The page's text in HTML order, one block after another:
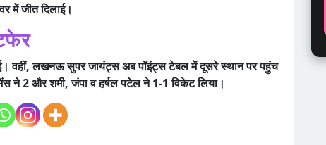
में जीत दिलाई।
वहीं, लखनऊ सुपर जायंट्स अब पॉइंट्स टेबल में दूसरे स्थान पर पहुंच
ने 2 और शमी, जंपा व हर्षल पटेल ने 1-1 विकेट लिया।